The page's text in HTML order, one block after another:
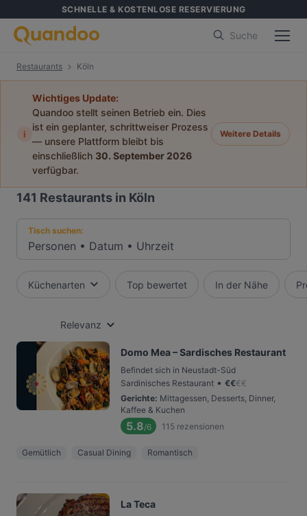
SCHNELLE & KOSTENLOSE RESERVIERUNG
Suche
Restaurants Köln
i
Wichtiges Update:
Quandoo stellt seinen Betrieb ein. Dies
ist ein geplanter, schrittweiser Prozess
— unsere Plattform bleibt bis
einschließlich 30. September 2026
verfügbar.
Weitere Details
141 Restaurants in Köln
Tisch suchen:
Personen • Datum • Uhrzeit
Küchenarten Top bewertet In der Nähe
Relevanz
Domo Mea – Sardisches Restaurant
Befindet sich in Neustadt-Süd
Sardinisches Restaurant • €€€€
Gerichte: Mittagessen, Desserts, Dinner,
Kaffee & Kuchen
5.8/6 115 rezensionen
Gemütlich Casual Dining Romantisch
La Teca